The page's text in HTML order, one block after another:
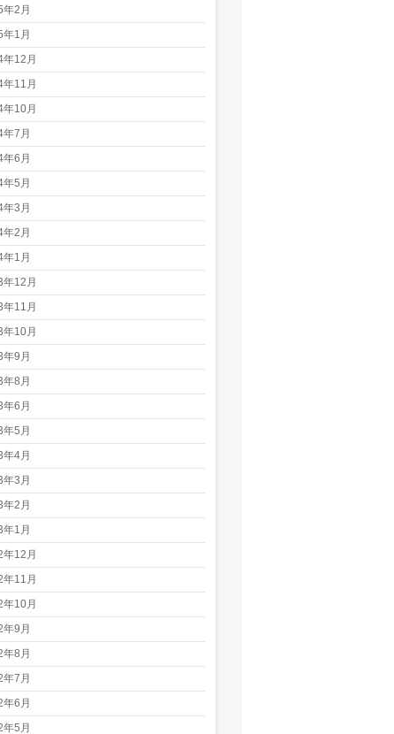
年2月
年1月
年12月
年11月
年10月
年7月
年6月
年5月
年3月
年2月
年1月
年12月
年11月
年10月
年9月
年8月
年6月
年5月
年4月
年3月
年2月
年1月
年12月
年11月
年10月
年9月
年8月
年7月
年6月
年5月